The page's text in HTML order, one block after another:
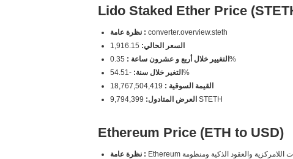
Lido Staked Ether Price
نظرة عامة : converter.overview.steth
السعر الحالي:
التغيير خلال أربع و عشرون ساعة : 0.35%
التغير خلال سنة: -54.51%
القيمة السوقية :
العرض المتادول: 9,794,399 STETH
Ethereum Price (ETH to USD)
نظرة عامة :